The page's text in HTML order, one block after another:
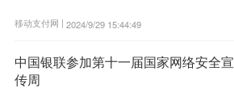
移动支付网 | 2024/9/29 15:44:49
中国银联参加第十一届国家网络安全宣
传周